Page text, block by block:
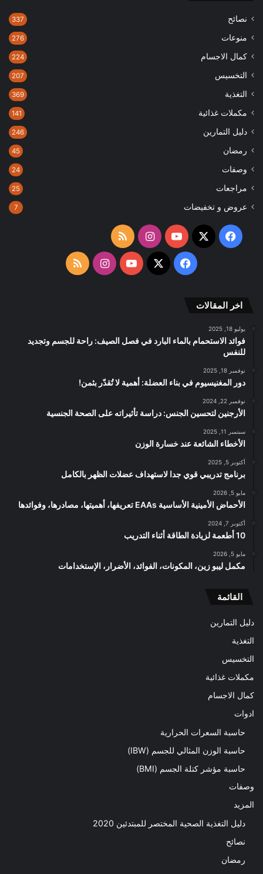
نصائح 337
منوعات 276
كمال الاجسام 224
التخسيس 207
التغذية 369
مكملات غذائية 141
دليل التمارين 246
رمضان 45
وصفات 24
مراجعات 25
عروض و تخفيضات 7
فيسبوك
‫X
‫YouTubeانستقرامملخص
الموقع
فيسبوك
‫X
‫YouTubeانستقرامملخص
اخر المقالات
يوليو 18, 2025
فوائد الاستحمام بالماء البارد في فصل الصيف: راحة للجسم وتجديد
للنفس
نوفمبر 18, 2025
دور المغنيسيوم في بناء العضلة: أهمية لا تُقدّر بثمن!
نوفمبر 22, 2024
الأرجنين لتحسين الجنس: دراسة تأثيراته على الصحة الجنسية
سبتمبر 11, 2025
الأخطاء الشائعة عند خسارة الوزن
أكتوبر 5, 2025
برنامج تدريبي قوي جدا لاستهداف عضلات الظهر بالكامل
مايو 5, 2026
الأحماض الأمينية الأساسية EAAs تعريفها، أهميتها، مصادرها، وفوائدها
أكتوبر 7, 2024
10 أطعمة لزيادة الطاقة أثناء التدريب
مايو 5, 2026
مكمل ليبو زين، المكونات، الفوائد، الأضرار، الإستخدامات
القائمة
دليل التمارين
التغذية
التخسيس
مكملات غذائية
كمال الاجسام
ادوات
حاسبة السعرات الحرارية
حاسبة الوزن المثالي للجسم (IBW)
حاسبة مؤشر كتلة الجسم (BMI)
وصفات
المزيد
دليل التغذية الصحية المختصر للمبتدئين 2020​
نصائح
رمضان